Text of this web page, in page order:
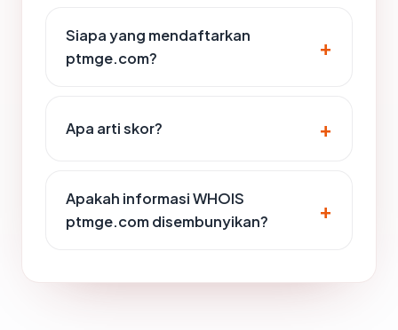
Siapa yang mendaftarkan
ptmge.com?
Apa arti skor?
Apakah informasi WHOIS
ptmge.com disembunyikan?